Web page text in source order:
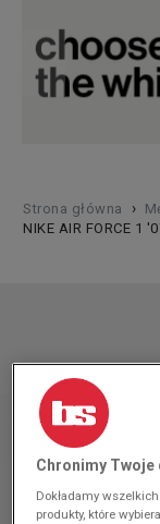
Strona główna ›
NIKE AIR FORCE 1
Chronimy Twoje
Dokładamy
produkty, które